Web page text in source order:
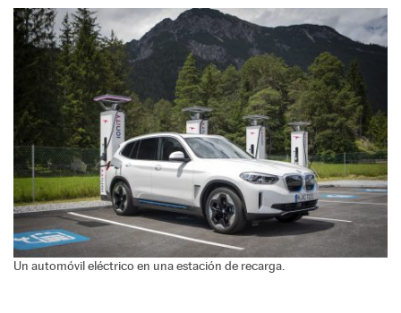
Un automóvil eléctrico en una estación de recarga.